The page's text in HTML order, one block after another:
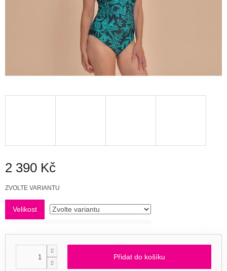
2 390 Kč
Měrná
ZVOLTE VARIANTU
Velikost
Přidat do košíku